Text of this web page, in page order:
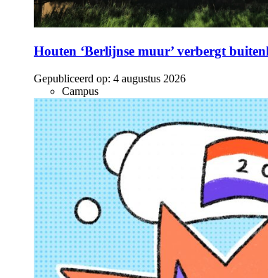
Houten ‘Berlijnse muur’ verbergt
Gepubliceerd op: 4 augustus 2026
Campus